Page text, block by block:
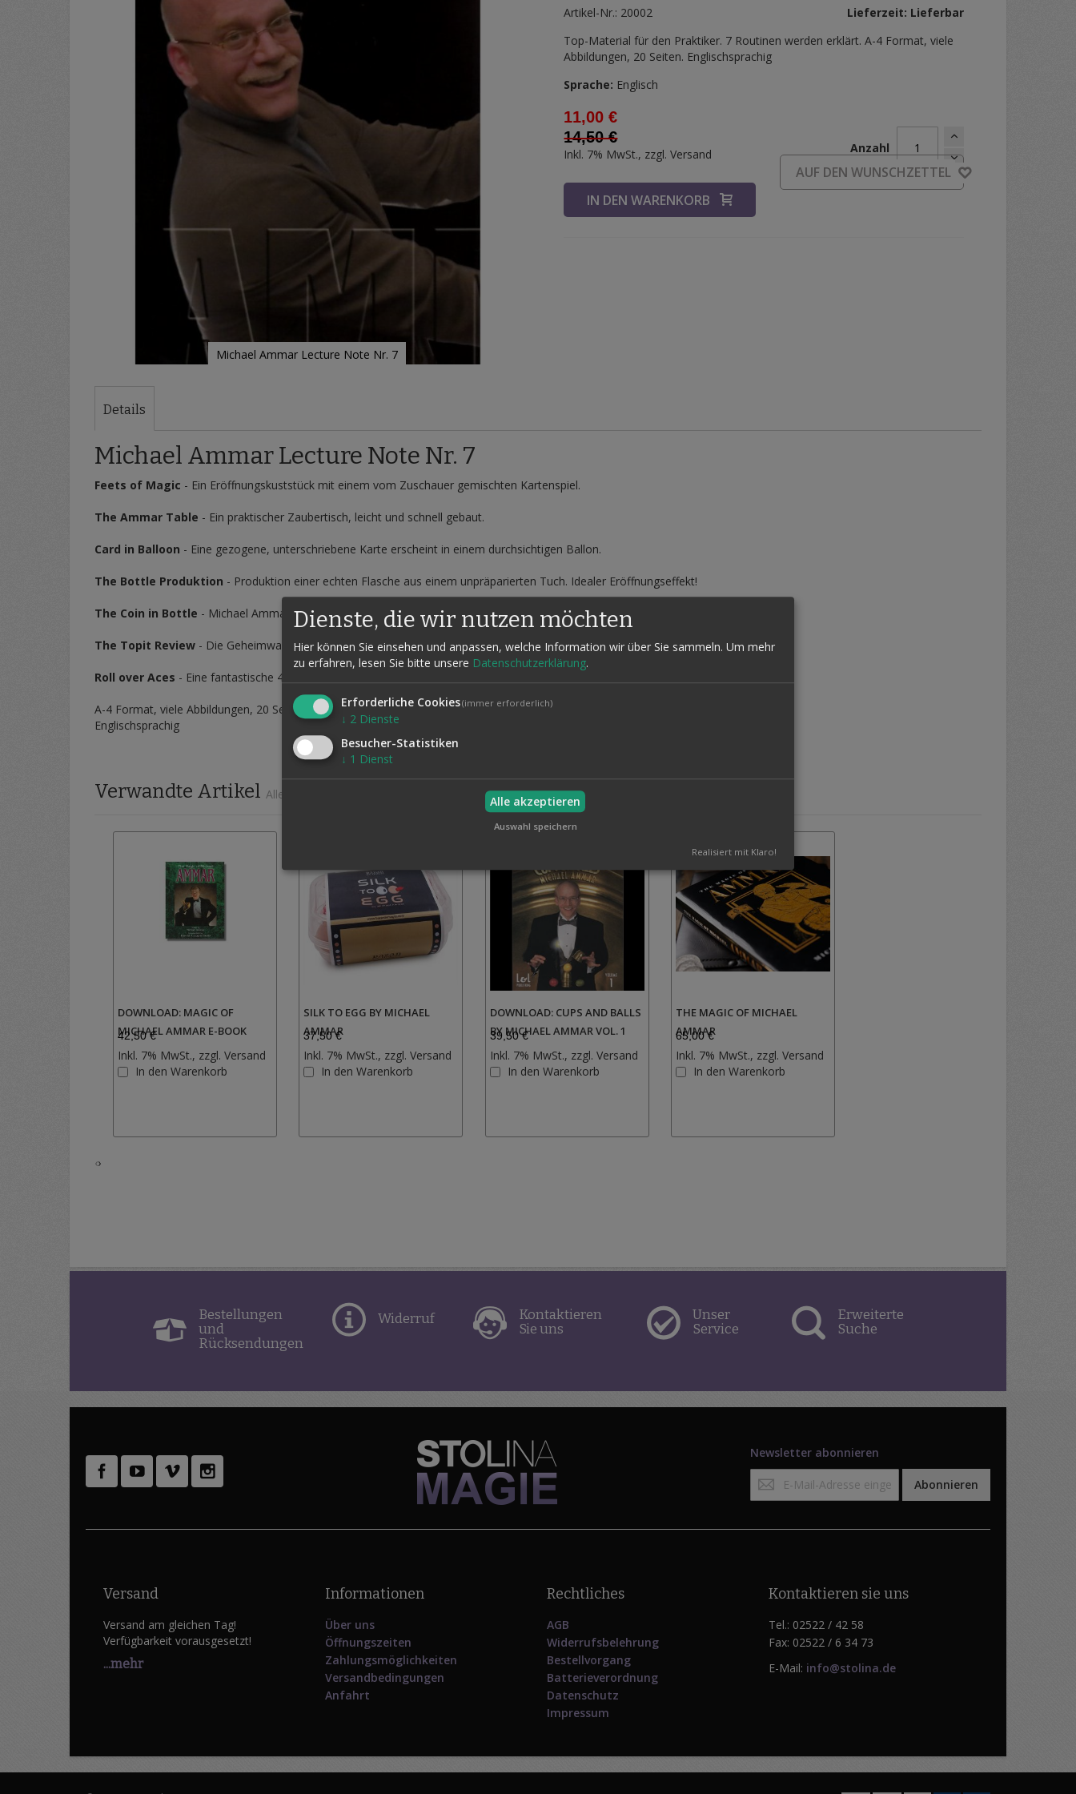
Michael Ammar Lecture Note Nr. 7
Artikel-Nr.: 20002
Lieferzeit: Lieferbar
Top-Material für den Praktiker. 7 Routinen werden erklärt. A-4 Format, viele
Abbildungen, 20 Seiten. Englischsprachig
Sprache: Englisch
11,00 €
14,50 €
Inkl. 7% MwSt., zzgl.Versand Anzahl
IN DEN WARENKORB
AUF DEN WUNSCHZETTEL
Details
Michael Ammar Lecture Note Nr. 7
Feets of Magic - Ein Eröffnungskuststück mit einem vom Zuschauer gemischten Kartenspiel.
The Ammar Table - Ein praktischer Zaubertisch, leicht und schnell gebaut.
Card in Balloon - Eine gezogene, unterschriebene Karte erscheint in einem durchsichtigen Ballon.
The Bottle Produktion - Produktion einer echten Flasche aus einem unpräparierten Tuch. Idealer Eröffnungseffekt!
The Coin in Bottle - Michael Ammar's Version der Münze in Flasche.
The Topit Review - Die Geheimwaffe!
Roll over Aces - Eine fantastische 4-Ass Routine!
A-4 Format, viele Abbildungen, 20 Seiten.
Englischsprachig
Verwandte Artikel Alle auswählen
DOWNLOAD: MAGIC OF
MICHAEL AMMAR E-BOOK
42,50 €
Inkl. 7% MwSt., zzgl. Versand
In den Warenkorb
SILK TO EGG BY MICHAEL
AMMAR
37,50 €
Inkl. 7% MwSt., zzgl.Versand
In den Warenkorb
DOWNLOAD: CUPS AND BALLS
BY MICHAEL AMMAR VOL. 1
39,50 €
Inkl. 7% MwSt., zzgl. Versand
In den Warenkorb
THE MAGIC OF MICHAEL
AMMAR
65,00 €
Inkl. 7% MwSt., zzgl.Versand
In den Warenkorb
‹›
Bestellungen
und
Rücksendungen
Widerruf
Kontaktieren
Sie uns
Unser
Service
Erweiterte
Suche
Newsletter abonnieren
zum
Abonnieren
Versand
Versand am gleichen Tag!
Verfügbarkeit vorausgesetzt!
...mehr
Informationen
Über uns
Öffnungszeiten
Zahlungsmöglichkeiten
Versandbedingungen
Anfahrt
Rechtliches
AGB
Widerrufsbelehrung
Bestellvorgang
Batterieverordnung
Datenschutz
Impressum
Kontaktieren sie uns
Tel.: 02522 / 42 58
Fax: 02522 / 6 34 73
E-Mail: info@stolina.de
Dienste, die wir nutzen möchten
Hier können Sie einsehen und anpassen, welche Information wir über Sie sammeln. Um mehr
zu erfahren, lesen Sie bitte unsere Datenschutzerklärung.
Erforderliche Cookies(immer erforderlich)
↓ 2 Dienste
Besucher-Statistiken
↓ 1 Dienst
Alle akzeptieren
Auswahl speichern
Realisiert mit Klaro!